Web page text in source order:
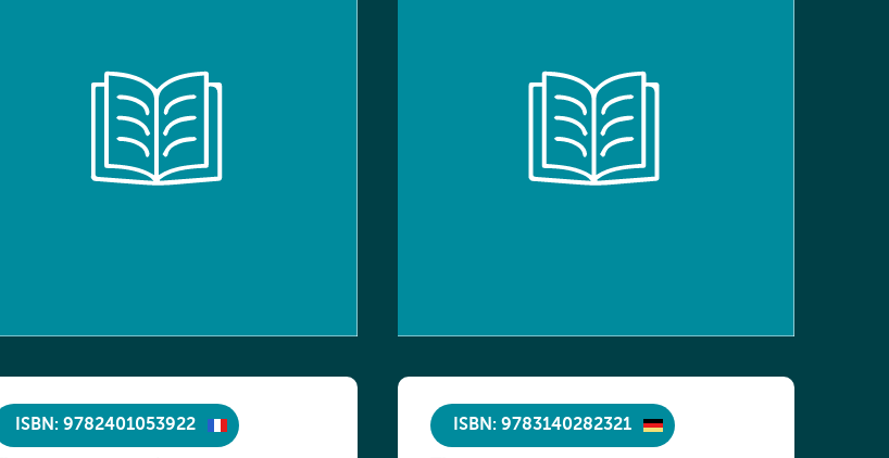
ISBN: 9782401053922 ISBN: 9783140282321